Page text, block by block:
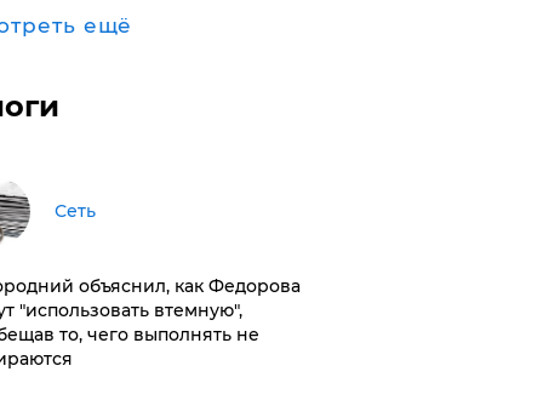
ещё
Сеть
объяснил, как Федорова
"использовать втемную",
то, чего выполнять не